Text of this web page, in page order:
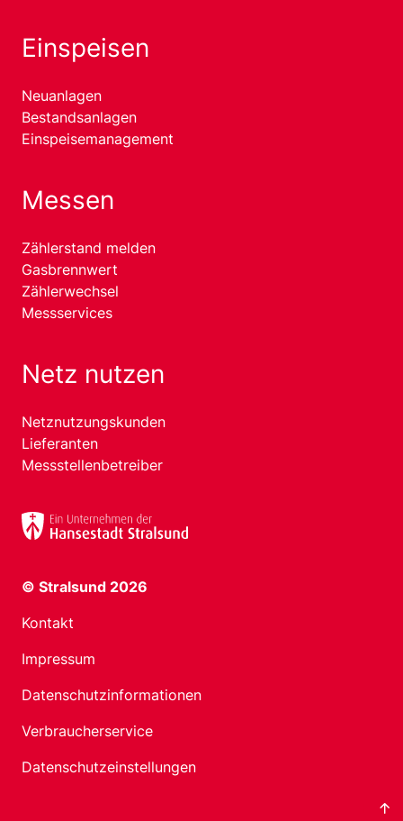
Einspeisen
Neuanlagen
Bestandsanlagen
Einspeisemanagement
Messen
Zählerstand melden
Gasbrennwert
Zählerwechsel
Messservices
Netz nutzen
Netznutzungskunden
Lieferanten
Messstellenbetreiber
© Stralsund 2026
Kontakt
Impressum
Datenschutzinformationen
Verbraucherservice
Datenschutzeinstellungen